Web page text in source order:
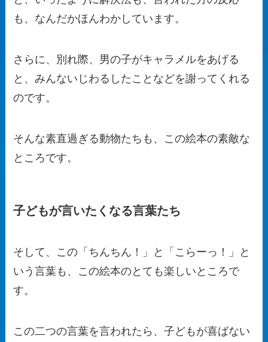
も、なんだかほんわかしています。
さらに、別れ際、男の子がキャラメルをあげる
と、みんないじわるしたことなどを謝ってくれる
のです。
そんな素直過ぎる動物たちも、この絵本の素敵な
ところです。
子どもが言いたくなる言葉たち
そして、この「ちんちん！」と「こらーっ！」と
いう言葉も、この絵本のとても楽しいところで
す。
この二つの言葉を言われたら、子どもが喜ばない